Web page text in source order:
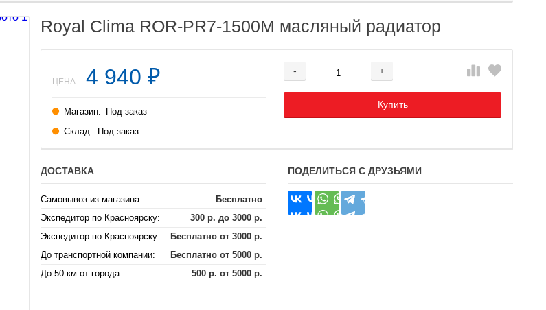
Royal Clima ROR-PR7-1500M масляный радиатор
- +
Добавляется...
Купить
Добавлен
ЦЕНА: 4 940 ₽
Магазин:
Под заказ
Склад:
Под заказ
ДОСТАВКА
Самовывоз из магазина:
Бесплатно
Экспедитор по Красноярску:
300 р. до 3000 р.
Экспедитор по Красноярску:
Бесплатно от 3000 р.
До транспортной компании:
Бесплатно от 5000 р.
До 50 км от города:
500 р. от 5000 р.
ПОДЕЛИТЬСЯ С ДРУЗЬЯМИ